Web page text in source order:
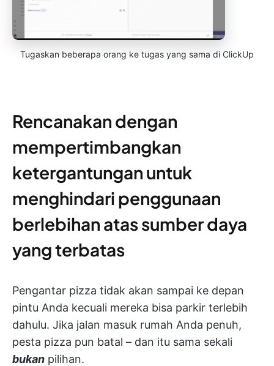
Tugaskan beberapa orang ke tugas yang sama di ClickUp
Rencanakan dengan
mempertimbangkan
ketergantungan untuk
menghindari penggunaan
berlebihan atas sumber daya
yang terbatas
Pengantar pizza tidak akan sampai ke depan
pintu Anda kecuali mereka bisa parkir terlebih
dahulu. Jika jalan masuk rumah Anda penuh,
pesta pizza pun batal – dan itu sama sekali
bukan pilihan.